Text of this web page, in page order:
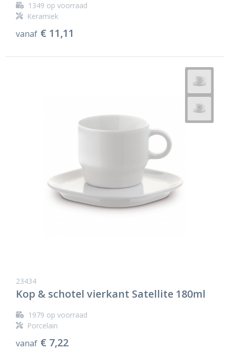
1349 op voorraad
Keramiek
vanaf € 11,11
23434
Kop & schotel vierkant Satellite 180ml
1979 op voorraad
Porcelain
vanaf € 7,22